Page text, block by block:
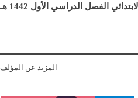
الفصل الدراسي الأول 1442 هـ
المزيد عن المؤلف